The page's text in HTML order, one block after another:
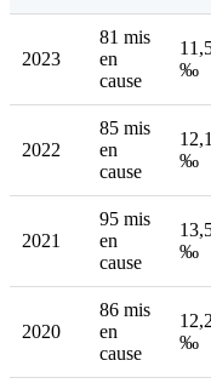
2023
81 mis
en
cause
‰
2022
85 mis
en
cause
‰
2021
95 mis
en
cause
‰
2020
86 mis
en
cause
‰